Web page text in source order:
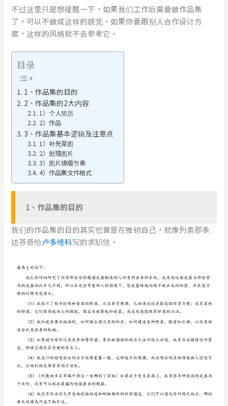
不过这里只是想提醒一下，如果我们工作后需要做作品集
了，可以不做成这样的感觉，如果你要跟别人合作设计方
案，这样的风格就不去参考它。
目录
1、作品集的目的
2、作品集的2大内容
1）个人简历
2）作品
3、作品集基本逻辑及注意点
1）补充草图
2）处理图片
3）图片排版节奏
4）作品集文件格式
1、作品集的目的
我们的作品集的目的其实也算是在推销自己，就像列奥那多.
达芬奇给卢多维科写的求职信。